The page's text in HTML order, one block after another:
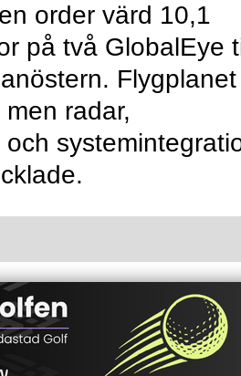
order värd 10,1
på två GlobalEye
radar,